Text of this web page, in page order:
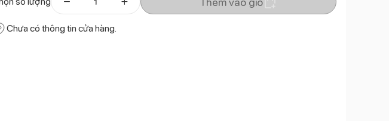
Chưa có thông tin cửa hàng.